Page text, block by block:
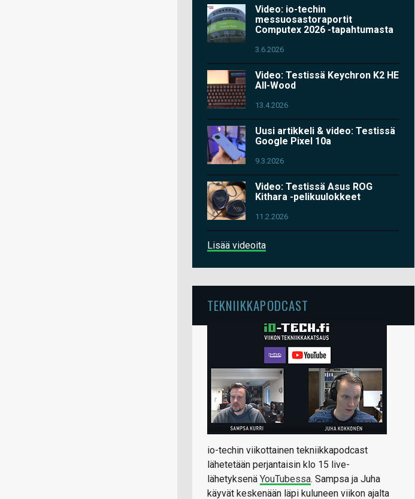
Video: io-techin
messuosastoraportit
Computex 2026 -tapahtumasta
3.6.2026
Video: Testissä Keychron K2 HE
All-Wood
13.4.2026
Uusi artikkeli & video: Testissä
Google Pixel 10a
9.3.2026
Video: Testissä Asus ROG
Kithara -pelikuulokkeet
11.2.2026
Lisää videoita
TEKNIIKKAPODCAST
io-techin viikottainen tekniikkapodcast
lähetetään perjantaisin klo 15 live-
lähetyksenä YouTubessa. Sampsa ja Juha
käyvät keskenään läpi kuluneen viikon ajalta